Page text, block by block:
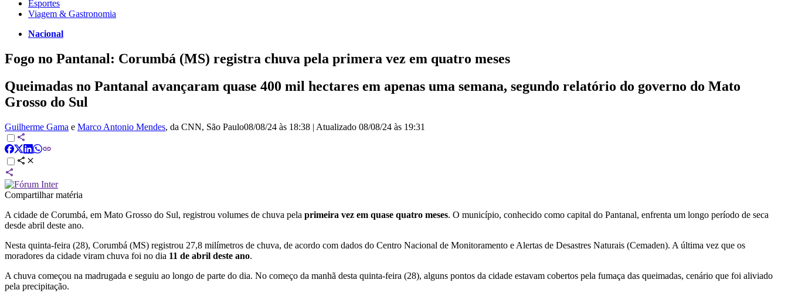
Esportes
Viagem & Gastronomia
Nacional
Fogo no Pantanal: Corumbá (MS) registra chuva pela primera vez em quatro meses
Queimadas no Pantanal avançaram quase 400 mil hectares em apenas uma semana, segundo relatório do governo do Mato
Grosso do Sul
Guilherme Gama e Marco Antonio Mendes, da CNN, São Paulo08/08/24 às 18:38 | Atualizado 08/08/24 às 19:31
Compartilhar matéria
A cidade de Corumbá, em Mato Grosso do Sul, registrou volumes de chuva pela primeira vez em quase quatro meses. O município, conhecido como capital do Pantanal, enfrenta um longo período de seca
desde abril deste ano.
Nesta quinta-feira (28), Corumbá (MS) registrou 27,8 milímetros de chuva, de acordo com dados do Centro Nacional de Monitoramento e Alertas de Desastres Naturais (Cemaden). A última vez que os
moradores da cidade viram chuva foi no dia 11 de abril deste ano.
A chuva começou na madrugada e seguiu ao longo de parte do dia. No começo da manhã desta quinta-feira (28), alguns pontos da cidade estavam cobertos pela fumaça das queimadas, cenário que foi aliviado
pela precipitação.